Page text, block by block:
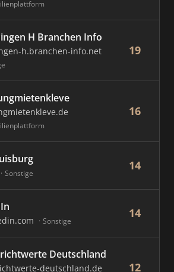
H Branchen Info
h.branchen-info.net 19
16
Sonstige
14
Sonstige
14
Deutschland
deutschland.de 12